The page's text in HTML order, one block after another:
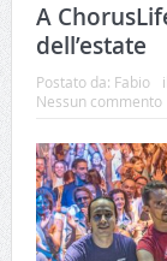
A
dell’estate
Postato da: Fabio
Nessun commento